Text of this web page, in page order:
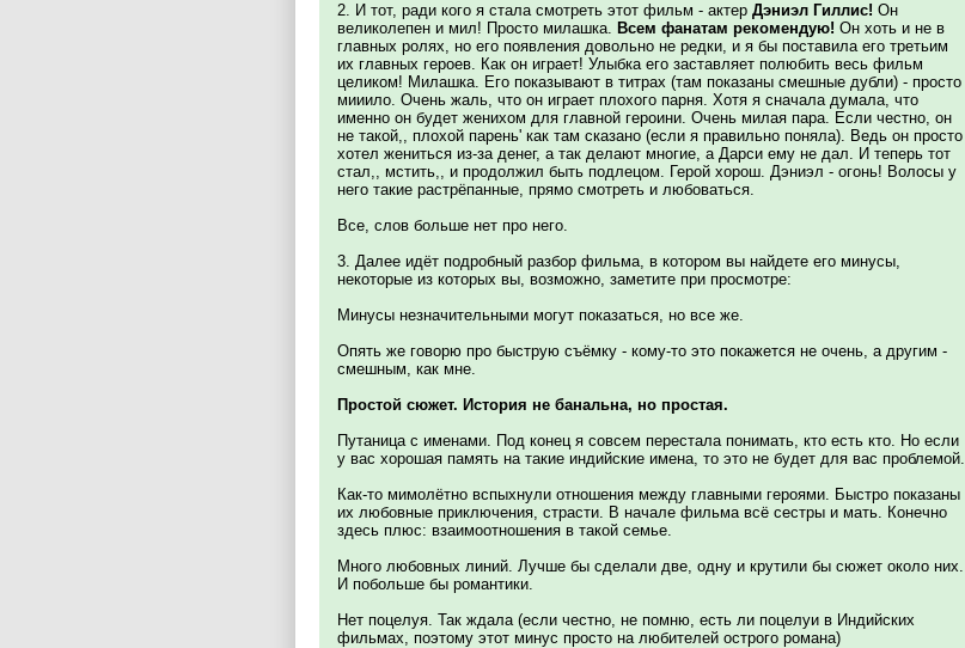
2. И тот, ради кого я стала смотреть этот фильм - актер Дэниэл Гиллис! Он
великолепен и мил! Просто милашка. Всем фанатам рекомендую! Он хоть и не в
главных ролях, но его появления довольно не редки, и я бы поставила его третьим
их главных героев. Как он играет! Улыбка его заставляет полюбить весь фильм
целиком! Милашка. Его показывают в титрах (там показаны смешные дубли) - просто
мииило. Очень жаль, что он играет плохого парня. Хотя я сначала думала, что
именно он будет женихом для главной героини. Очень милая пара. Если честно, он
не такой,, плохой парень' как там сказано (если я правильно поняла). Ведь он просто
хотел жениться из-за денег, а так делают многие, а Дарси ему не дал. И теперь тот
стал,, мстить,, и продолжил быть подлецом. Герой хорош. Дэниэл - огонь! Волосы у
него такие растрёпанные, прямо смотреть и любоваться.
Все, слов больше нет про него.
3. Далее идёт подробный разбор фильма, в котором вы найдете его минусы,
некоторые из которых вы, возможно, заметите при просмотре:
Минусы незначительными могут показаться, но все же.
Опять же говорю про быструю съёмку - кому-то это покажется не очень, а другим -
смешным, как мне.
Простой сюжет. История не банальна, но простая.
Путаница с именами. Под конец я совсем перестала понимать, кто есть кто. Но если
у вас хорошая память на такие индийские имена, то это не будет для вас проблемой.
Как-то мимолётно вспыхнули отношения между главными героями. Быстро показаны
их любовные приключения, страсти. В начале фильма всё сестры и мать. Конечно
здесь плюс: взаимоотношения в такой семье.
Много любовных линий. Лучше бы сделали две, одну и крутили бы сюжет около них.
И побольше бы романтики.
Нет поцелуя. Так ждала (если честно, не помню, есть ли поцелуи в Индийских
фильмах, поэтому этот минус просто на любителей острого романа)